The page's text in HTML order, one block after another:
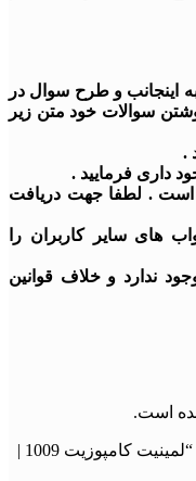
اینجانب و طرح سوال در
سوالات خود متن زیر
است . لطفا جهت دریافت
های سایر کاربران را
ندارد و خلاف قوانین
است.
اولین کسی باشید که دیدگاهی می نویسد “لمینیت کامپوزیت 1009 |